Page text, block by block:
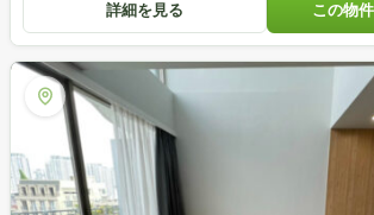
詳細を見る この物